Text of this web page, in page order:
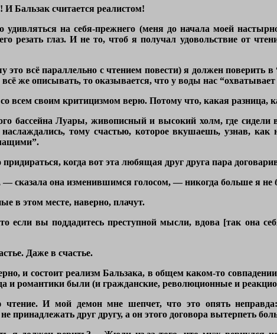
И Бальзак считается реалистом!
удивляться на себя-прежнего (меня до начала моей
резать глаз. И не то, чтоб я получал удовольствие от
это всё параллельно с чтением повести) я должен поверить
всё же описывать, то оказывается, что у воды нас
всем своим критицизмом верю. Потому что, какая разница,
бассейна Луары, живописный и высокий холм, где сидели
тому счастью, которое вкушаешь, узнав,
когда вот эта любящая друг друга пара
сказала она изменившимся голосом, — никогда больше я не
в этом месте, наверно, плачут.
если вы поддадитесь преступной мысли, вдова [так она
Даже в счастье.
и состоит реализм Бальзака, в общем каком-то
и романтики были (и гражданские, революционные и
чтение. И мой демон мне шепчет, что это опять
принадлежать друг другу, а он этого договора вытерпеть